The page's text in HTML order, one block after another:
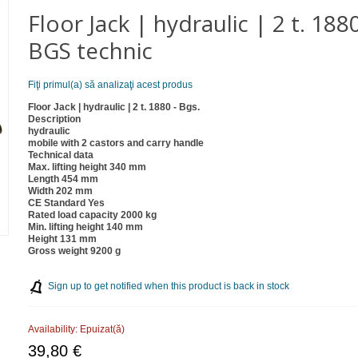
Floor Jack | hydraulic | 2 t.
BGS technic
Fiţi primul(a) să analizaţi acest produs
Floor Jack | hydraulic | 2 t. 1880 - Bgs.
Description
hydraulic
mobile with 2 castors and carry handle
Technical data
Max. lifting height 340 mm
Length 454 mm
Width 202 mm
CE Standard Yes
Rated load capacity 2000 kg
Min. lifting height 140 mm
Height 131 mm
Gross weight 9200 g
Sign up to get notified when this product is back in stock
Availability: Epuizat(ă)
39,80 €